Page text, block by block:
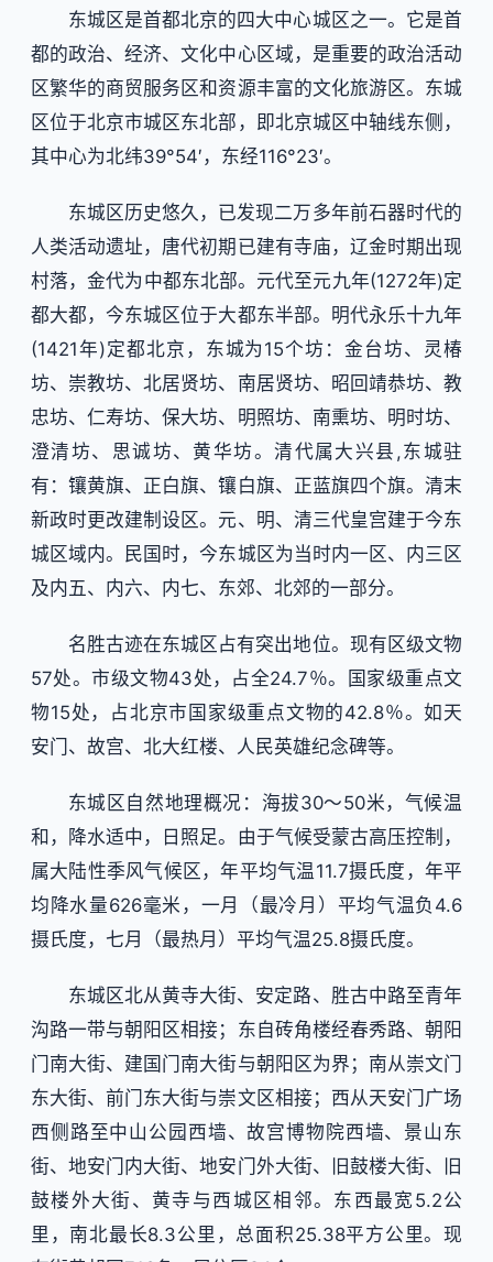
东城区是首都北京的四大中心城区之一。它是首
都的政治、经济、文化中心区域，是重要的政治活动
区繁华的商贸服务区和资源丰富的文化旅游区。东城
区位于北京市城区东北部，即北京城区中轴线东侧，
其中心为北纬39°54′，东经116°23′。
东城区历史悠久，已发现二万多年前石器时代的
人类活动遗址，唐代初期已建有寺庙，辽金时期出现
村落，金代为中都东北部。元代至元九年(1272年)定
都大都，今东城区位于大都东半部。明代永乐十九年
(1421年)定都北京，东城为15个坊：金台坊、灵椿
坊、崇教坊、北居贤坊、南居贤坊、昭回靖恭坊、教
忠坊、仁寿坊、保大坊、明照坊、南熏坊、明时坊、
澄清坊、思诚坊、黄华坊。清代属大兴县,东城驻
有：镶黄旗、正白旗、镶白旗、正蓝旗四个旗。清末
新政时更改建制设区。元、明、清三代皇宫建于今东
城区域内。民国时，今东城区为当时内一区、内三区
及内五、内六、内七、东郊、北郊的一部分。
名胜古迹在东城区占有突出地位。现有区级文物
57处。市级文物43处，占全24.7％。国家级重点文
物15处，占北京市国家级重点文物的42.8％。如天
安门、故宫、北大红楼、人民英雄纪念碑等。
东城区自然地理概况：海拔30～50米，气候温
和，降水适中，日照足。由于气候受蒙古高压控制，
属大陆性季风气候区，年平均气温11.7摄氏度，年平
均降水量626毫米，一月（最冷月）平均气温负4.6
摄氏度，七月（最热月）平均气温25.8摄氏度。
东城区北从黄寺大街、安定路、胜古中路至青年
沟路一带与朝阳区相接；东自砖角楼经春秀路、朝阳
门南大街、建国门南大街与朝阳区为界；南从崇文门
东大街、前门东大街与崇文区相接；西从天安门广场
西侧路至中山公园西墙、故宫博物院西墙、景山东
街、地安门内大街、地安门外大街、旧鼓楼大街、旧
鼓楼外大街、黄寺与西城区相邻。东西最宽5.2公
里，南北最长8.3公里，总面积25.38平方公里。现